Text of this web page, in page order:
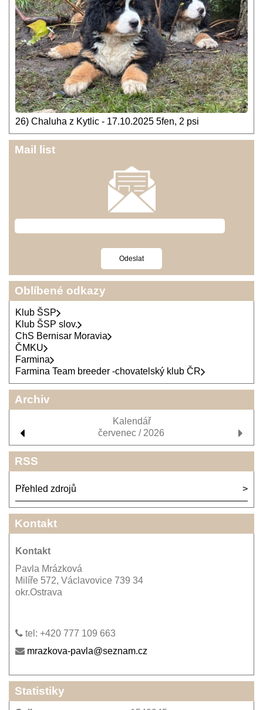
26) Chaluha z Kytlic - 17.10.2025 5fen, 2 psi
Mail list
Oblíbené odkazy
Klub ŠSP
Klub ŠSP slov.
ChS Bernisar Moravia
ČMKU
Farmina
Farmina Team breeder -chovatelský klub ČR
Archiv
Kalendář
červenec / 2026
RSS
Přehled zdrojů
Kontakt
Kontakt
Pavla Mrázková
Milíře 572, Václavovice 739 34
okr.Ostrava
tel: +420 777 109 663
mrazkova-pavla@seznam.cz
Statistiky